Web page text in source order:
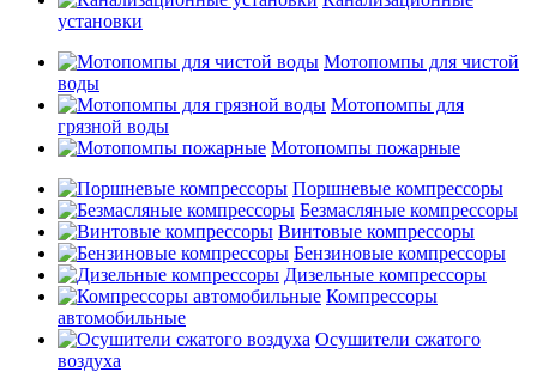
установки
Мотопомпы для чистой
воды
Мотопомпы для
грязной воды
Мотопомпы пожарные
Поршневые компрессоры
Безмасляные компрессоры
Винтовые компрессоры
Бензиновые компрессоры
Дизельные компрессоры
Компрессоры
автомобильные
Осушители сжатого
воздуха